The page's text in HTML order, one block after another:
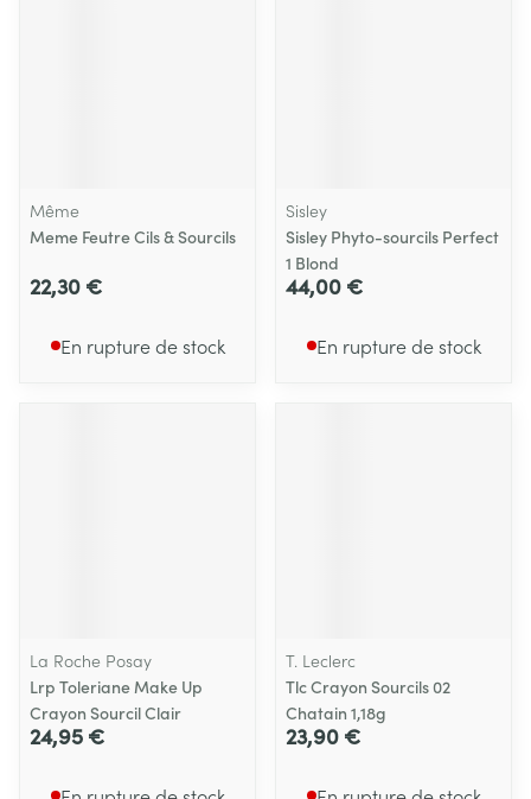
Même
Meme Feutre Cils & Sourcils
22,30 €
En rupture de stock
Sisley
Sisley Phyto-sourcils Perfect
1 Blond
44,00 €
En rupture de stock
La Roche Posay
Lrp Toleriane Make Up
Crayon Sourcil Clair
24,95 €
T. Leclerc
Tlc Crayon Sourcils 02
Chatain 1,18g
23,90 €